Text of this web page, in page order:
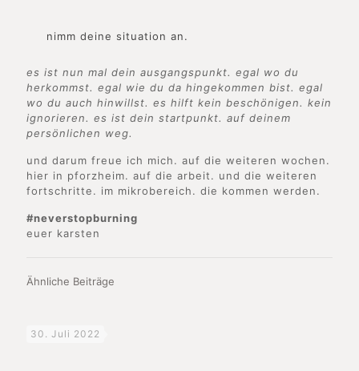
nimm deine situation an.
es ist nun mal dein ausgangspunkt. egal wo du
herkommst. egal wie du da hingekommen bist. egal
wo du auch hinwillst. es hilft kein beschönigen. kein
ignorieren. es ist dein startpunkt. auf deinem
persönlichen weg.
und darum freue ich mich. auf die weiteren wochen.
hier in pforzheim. auf die arbeit. und die weiteren
fortschritte. im mikrobereich. die kommen werden.
#neverstopburning
euer karsten
Ähnliche Beiträge
30. Juli 2022